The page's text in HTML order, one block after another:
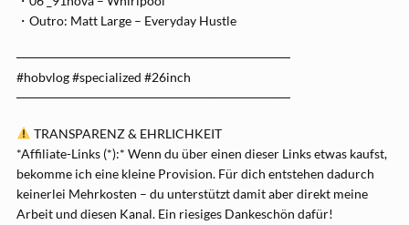
・Outro: Matt Large – Everyday Hustle
──────────────────────────────
#hobvlog #specialized #26inch
──────────────────────────────
TRANSPARENZ & EHRLICHKEIT
*Affiliate-Links (*):* Wenn du über einen dieser Links etwas kaufst,
bekomme ich eine kleine Provision. Für dich entstehen dadurch
keinerlei Mehrkosten – du unterstützt damit aber direkt meine
Arbeit und diesen Kanal. Ein riesiges Dankeschön dafür!